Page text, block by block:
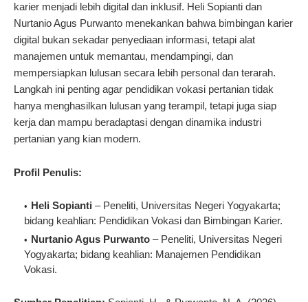
karier menjadi lebih digital dan inklusif. Heli Sopianti dan
Nurtanio Agus Purwanto menekankan bahwa bimbingan karier
digital bukan sekadar penyediaan informasi, tetapi alat
manajemen untuk memantau, mendampingi, dan
mempersiapkan lulusan secara lebih personal dan terarah.
Langkah ini penting agar pendidikan vokasi pertanian tidak
hanya menghasilkan lulusan yang terampil, tetapi juga siap
kerja dan mampu beradaptasi dengan dinamika industri
pertanian yang kian modern.
Profil Penulis:
Heli Sopianti – Peneliti, Universitas Negeri Yogyakarta;
bidang keahlian: Pendidikan Vokasi dan Bimbingan Karier.
Nurtanio Agus Purwanto – Peneliti, Universitas Negeri
Yogyakarta; bidang keahlian: Manajemen Pendidikan
Vokasi.